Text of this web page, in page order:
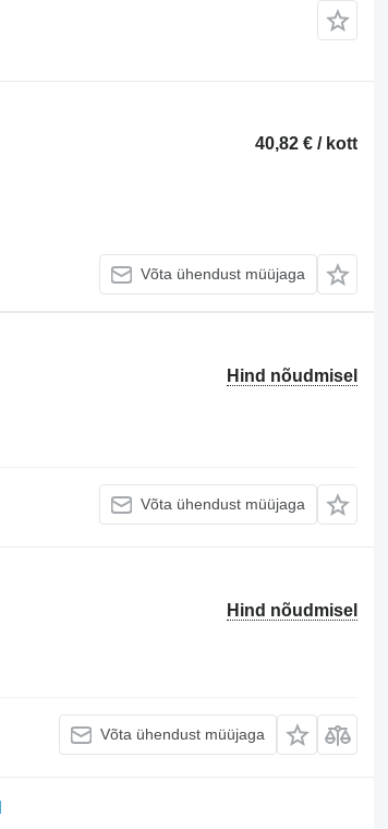
40,82 € / kott
Võta ühendust müüjaga
Hind nõudmisel
Võta ühendust müüjaga
Hind nõudmisel
Võta ühendust müüjaga